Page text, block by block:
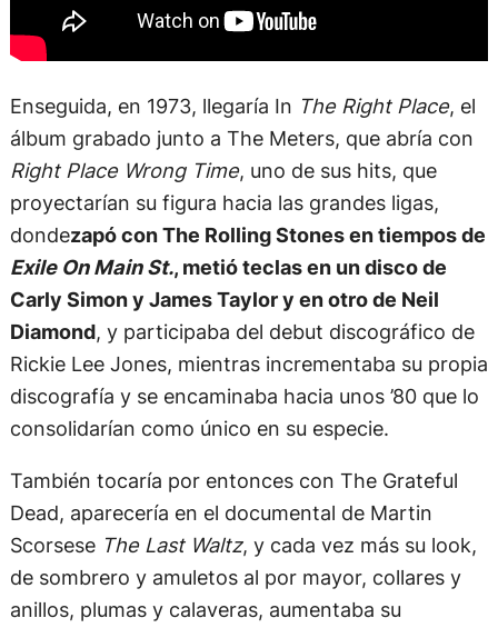
Enseguida, en 1973, llegaría In The Right Place, el
álbum grabado junto a The Meters, que abría con
Right Place Wrong Time, uno de sus hits, que
proyectarían su figura hacia las grandes ligas,
dondezapó con The Rolling Stones en tiempos de
Exile On Main St., metió teclas en un disco de
Carly Simon y James Taylor y en otro de Neil
Diamond, y participaba del debut discográfico de
Rickie Lee Jones, mientras incrementaba su propia
discografía y se encaminaba hacia unos ’80 que lo
consolidarían como único en su especie.
También tocaría por entonces con The Grateful
Dead, aparecería en el documental de Martin
Scorsese The Last Waltz, y cada vez más su look,
de sombrero y amuletos al por mayor, collares y
anillos, plumas y calaveras, aumentaba su